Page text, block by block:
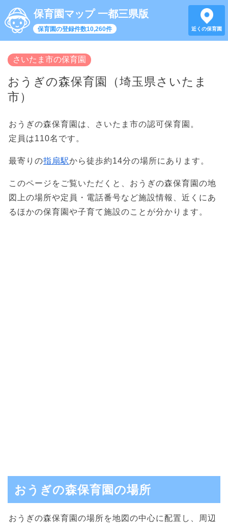
保育園マップ 一都三県版
保育園の登録件数10,260件 近くの保育園
さいたま市の保育園
おうぎの森保育園（埼玉県さいたま
市）
おうぎの森保育園は、さいたま市の認可保育園。
定員は110名です。
最寄りの指扇駅から徒歩約14分の場所にあります。
このページをご覧いただくと、おうぎの森保育園の地
図上の場所や定員・電話番号など施設情報、近くにあ
るほかの保育園や子育て施設のことが分かります。
おうぎの森保育園の場所
おうぎの森保育園の場所を地図の中心に配置し、周辺